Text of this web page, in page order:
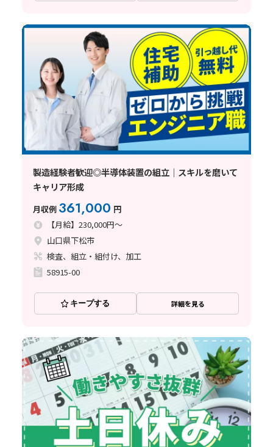
製造経験者歓迎◎半導体装置の組立｜スキルを磨いて
キャリア形成
月収例 361,000 円
【月給】230,000円～
山口県下松市
検査、組立・組付け、加工
58915-00
キープする 詳細を見る